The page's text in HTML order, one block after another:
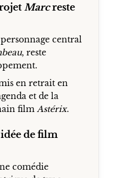
Marcreste
central
, reste
en retrait en
et de la
film Astérix.
de film
comédie